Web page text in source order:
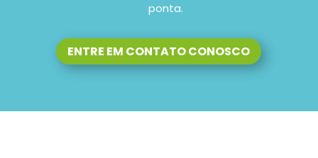
ponta.
ENTRE EM CONTATO CONOSCO